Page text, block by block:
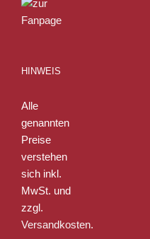
HINWEIS
Alle
genannten
Preise
verstehen
sich inkl.
MwSt. und
zzgl.
Versandkosten.